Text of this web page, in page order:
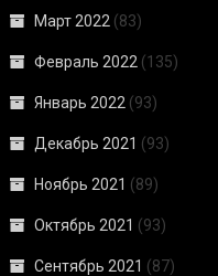
Март 2022 (83)
Февраль 2022 (135)
Январь 2022 (93)
Декабрь 2021 (93)
Ноябрь 2021 (89)
Октябрь 2021 (93)
Сентябрь 2021 (87)